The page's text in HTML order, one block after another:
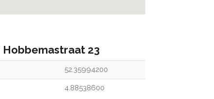
Hobbemastraat 23
52.35994200
4.88538600